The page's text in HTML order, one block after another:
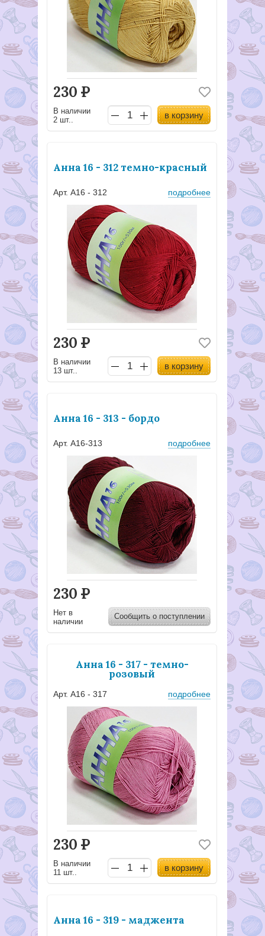
230 Р
В наличии
2 шт..
в корзину
Анна 16 - 312 темно-красный
Арт. А16 - 312 подробнее
230 Р
В наличии
13 шт..
в корзину
Анна 16 - 313 - бордо
Арт. А16-313 подробнее
230 Р
Нет в
наличии
Сообщить о поступлении
Анна 16 - 317 - темно-
розовый
Арт. А16 - 317 подробнее
230 Р
В наличии
11 шт..
в корзину
Анна 16 - 319 - маджента